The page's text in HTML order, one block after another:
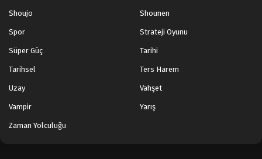
Shoujo Shounen
Spor Strateji Oyunu
Süper Güç Tarihi
Tarihsel Ters Harem
Uzay Vahşet
Vampir Yarış
Zaman Yolculuğu